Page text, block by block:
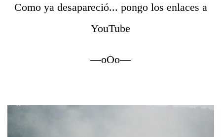
Como ya desapareció... pongo los enlaces a
YouTube
—oOo—